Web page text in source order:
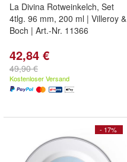
La Divina Rotweinkelch, Set
4tlg. 96 mm, 200 ml | Villeroy &
Boch | Art.-Nr. 11366
42,84 €
49,90 €
Kostenloser Versand
- 17%